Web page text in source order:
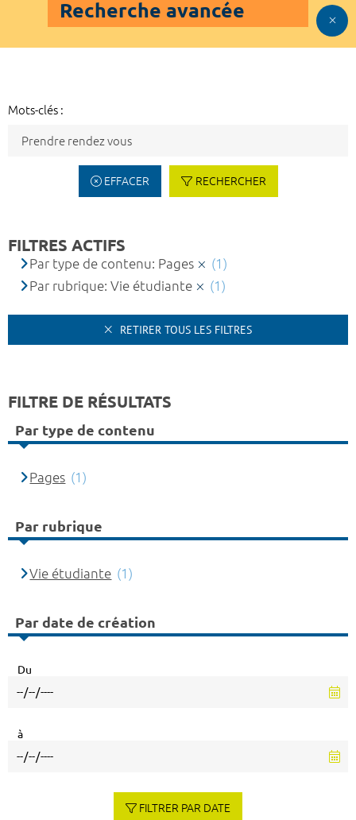
Recherche avancée
Mots-clés :
EFFACER RECHERCHER
FILTRES ACTIFS
Par type de contenu: Pages
(1)
Par rubrique: Vie étudiante
(1)
RETIRER TOUS LES FILTRES
FILTRE DE RÉSULTATS
Par type de contenu
Pages (1)
Par rubrique
Vie étudiante (1)
Par date de création
Du
à
FILTRER PAR DATE